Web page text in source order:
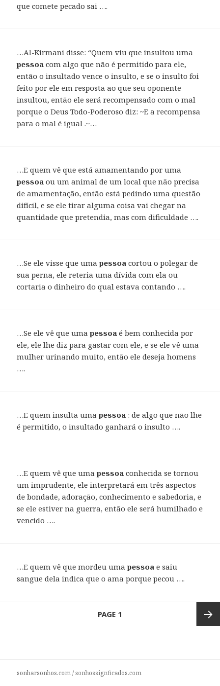
que comete pecado sai ….
…Al-Kirmani disse: “Quem viu que insultou uma
pessoa com algo que não é permitido para ele,
então o insultado vence o insulto, e se o insulto foi
feito por ele em resposta ao que seu oponente
insultou, então ele será recompensado com o mal
porque o Deus Todo-Poderoso diz: ~E a recompensa
para o mal é igual .~…
…E quem vê que está amamentando por uma
pessoa ou um animal de um local que não precisa
de amamentação, então está pedindo uma questão
difícil, e se ele tirar alguma coisa vai chegar na
quantidade que pretendia, mas com dificuldade ….
…Se ele visse que umapessoa cortou o polegar de
sua perna, ele reteria uma dívida com ela ou
cortaria o dinheiro do qual estava contando ….
…Se ele vê que umapessoa é bem conhecida por
ele, ele lhe diz para gastar com ele, e se ele vê uma
mulher urinando muito, então ele deseja homens
….
…E quem insulta umapessoa : de algo que não lhe
é permitido, o insultado ganhará o insulto ….
…E quem vê que umapessoa conhecida se tornou
um imprudente, ele interpretará em três aspectos
de bondade, adoração, conhecimento e sabedoria, e
se ele estiver na guerra, então ele será humilhado e
vencido ….
…E quem vê que mordeu umapessoa e saiu
sangue dela indica que o ama porque pecou ….
PAGE 1
sonharsonhos.com/sonhossignficados.com